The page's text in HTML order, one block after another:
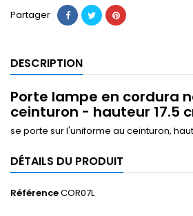
Partager
DESCRIPTION
Porte lampe en cordura
ceinturon - hauteur 17.5
se porte sur l'uniforme au ceinturon,
DÉTAILS DU PRODUIT
RéférenceCOR07L